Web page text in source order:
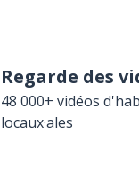
Regarde des
48 000+ vidéos
locaux·ales